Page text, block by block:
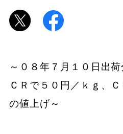
～０８年７月１０日出荷
ＣＲで５０円／ｋｇ、
の値上げ～